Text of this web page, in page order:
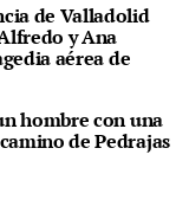
de Valladolid
y Ana
aérea de
hombre con una
de Pedrajas